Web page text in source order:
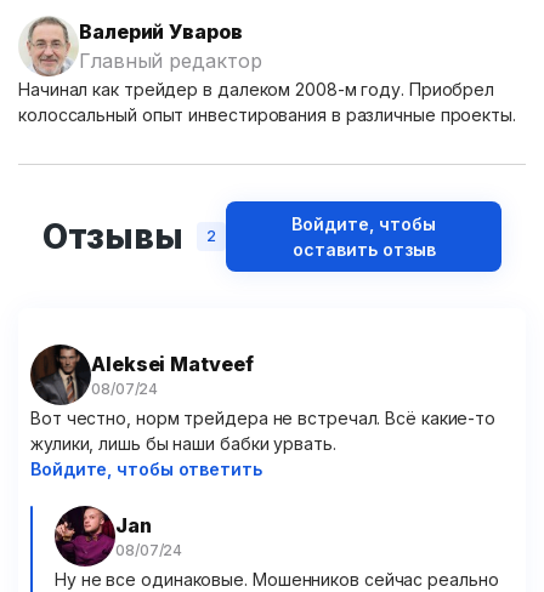
Валерий Уваров
Главный редактор
Начинал как трейдер в далеком 2008-м году. Приобрел
колоссальный опыт инвестирования в различные проекты.
Отзывы 2
Войдите, чтобы
оставить отзыв
Aleksei Matveef
Вот честно, норм трейдера не встречал. Всё какие-то
жулики, лишь бы наши бабки урвать.
Войдите, чтобы ответить
Jan
Ну не все одинаковые. Мошенников сейчас реально